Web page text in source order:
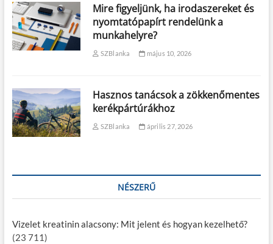
Mire figyeljünk, ha irodaszereket és
nyomtatópapírt rendelünk a
munkahelyre?
SZBlanka május 10, 2026
Hasznos tanácsok a zökkenőmentes
kerékpártúrákhoz
SZBlanka április 27, 2026
NÉSZERŰ
Vizelet kreatinin alacsony: Mit jelent és hogyan kezelhető?
(23 711)